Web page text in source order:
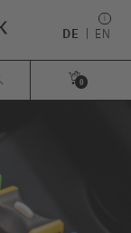
DE EN

0